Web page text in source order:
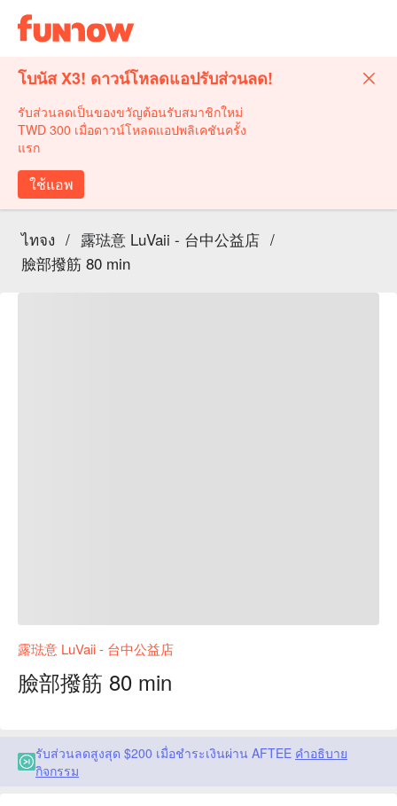
โบนัส X3! ดาวน์โหลดแอปรับส่วนลด!
รับส่วนลดเป็นของขวัญต้อนรับสมาชิกใหม่
TWD 300 เมื่อดาวน์โหลดแอปพลิเคชันครั้ง
แรก
ใช้แอพ
ไทจง / 露琺意 LuVaii - 台中公益店 /
臉部撥筋 80 min
露琺意 LuVaii - 台中公益店
臉部撥筋 80 min
รับส่วนลดสูงสุด $200 เมื่อชำระเงินผ่าน AFTEE คำอธิบาย
กิจกรรม